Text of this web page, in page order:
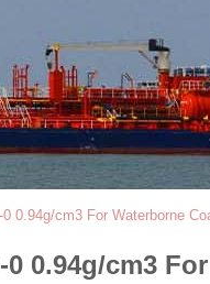
0.94g/cm3 For Waterborne
0.94g/cm3